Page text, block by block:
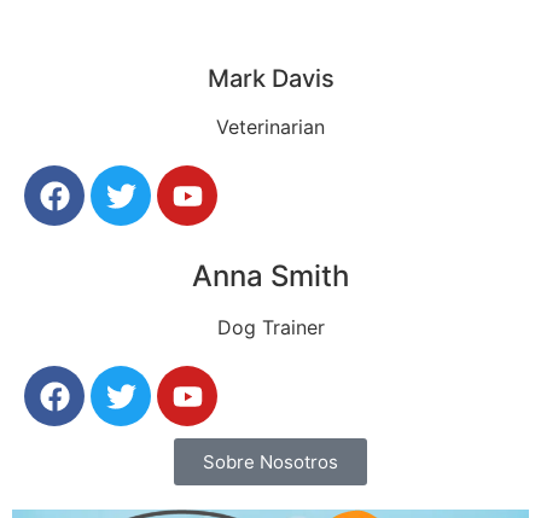
Mark Davis
Veterinarian
Anna Smith
Dog Trainer
Sobre Nosotros